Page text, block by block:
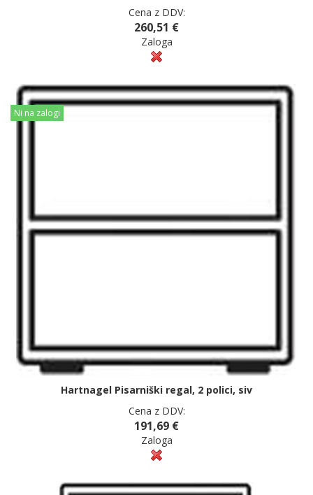
Cena z DDV:
260,51 €
Zaloga
Ni na zalogi
Hartnagel Pisarniški regal, 2 polici, siv
Cena z DDV:
191,69 €
Zaloga